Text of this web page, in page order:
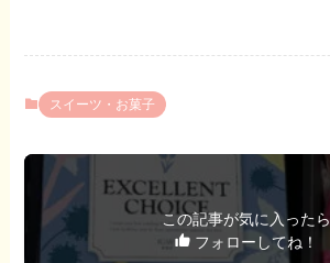
スイーツ・お菓子
この記事が気に入ったら
フォローしてね！